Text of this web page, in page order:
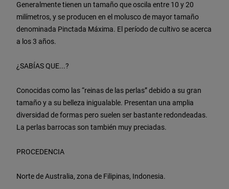
Generalmente tienen un tamaño que oscila entre 10 y 20
milímetros, y se producen en el molusco de mayor tamaño
denominada Pinctada Máxima. El período de cultivo se acerca
a los 3 años.
¿SABÍAS QUE...?
Conocidas como las “reinas de las perlas” debido a su gran
tamaño y a su belleza inigualable. Presentan una amplia
diversidad de formas pero suelen ser bastante redondeadas.
La perlas barrocas son también muy preciadas.
PROCEDENCIA
Norte de Australia, zona de Filipinas, Indonesia.